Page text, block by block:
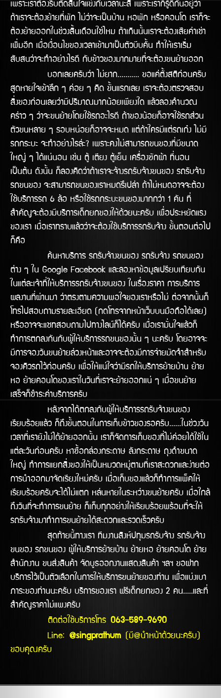
เพราะเราต้องรีบตัดสินใจแข่งกับเวลานะสิ เพราะเราก็รู้ดีกันอยู่ว่า
ถ้าเราจะต้องย้ายที่พัก ไม่ว่าจะเป็นบ้าน หอพัก หรือคอนโด เราก็จะ
ต้องย้ายออกในช่่วงสิ้นเดือนใช่ไหม ถ้าเกินนั้นเราจะต้องเสียค่าเช่า
เพิ่มอีก เมื่อเงื่อนไขของเวลาเข้ามาเป็นตัวบีบคั้น ทำให้เราเริ่ม
สับสนว่าจะทำอย่างไรดี กับข้าวของมากมายที่จะต้องขนย้ายออก
บอกเลยครับว่า ไม่ยาก........... ขอแค่ตั้งสติก่อนครับ
สูดหายใจเข้าลึก ๆ ค่อย ๆ คิด ขั้นแรกเลย เราจะต้องตรวจสอบ
สิ่งของก่อนเลยว่ามีปริมาณมากน้อยเพียงใด แล้วลองคำนวณ
คร่าว ๆ ว่าจะขนย้ายโดยใช้รถอะไรดี ถ้าของน้อยก็อาจใช้รถส่วน
ตัวขนหลาย ๆ รอบหน่อยก็อาจจะหมด แต่ถ้าใครมีแต่รถเก๋ง ไม่มี
รถกระบะ จะทำอย่างไรล่ะ? เพราะคงไม่สามารถขนของที่มีขนาด
ใหญ่ ๆ ได้แน่นอน เช่น ตู้ เตียง ตู้เย็น เครื่องซักผ้า ที่นอน
เป็นต้น ดังนั้น ก็ลองคิดว่าถ้าเราจะจ้างรถรับจ้างขนของ รถรับจ้าง
รถขนของ จะสามารถขนของเราหมดรึเปล่า ถ้าไม่หมดอาจจะต้อง
ใช้บริการรถ 6 ล้อ หรือใช้รถกระบะขนของมากกว่า 1 คัน ที่
สำคัญจะต้องมีบริการเด็กยกของให้ด้วยนะครับ เพื่อประหยัดแรง
ของเรา เมื่อเราทราบแล้วว่าจะต้องใช้บริการรถรับจ้าง ขั้นตอนต่อไป
ก็คือ
ค้นหาบริการ รถรับจ้างขนของ รถรับจ้าง รถขนของ
ต่าง ๆ ใน Google Facebook และลองหาข้อมูลเปรียบเทียบกัน
ในแต่ละเจ้าที่ให้บริการรถรับจ้างขนของ ในเรื่องราคา การบริการ
ผลงานทีี่ผ่านมา ว่าตรงตามความพอใจของเราหรือไม่ ต่อจากนั้นก็
โทรไปสอบถามรายละเอียด (กดโทรจากหน้าเว็บบนมือถือได้เลย)
หรืออาจจะแชทสอบถามไปทางไลน์ก็ได้ครับ เมื่อเรามั่นใจแล้วก็
ทำการตกลงกันกับผู้ให้บริการรถขนของนั้น ๆ นะครับ โดยอาจจะ
มีการจองวันขนย้ายล่วงหน้าและอาจจะต้องมีการจ่ายมัดจำสำหรับ
จองคิวรถไว้ก่อนครับ เพื่อให้แน่ใจว่ามีรถให้บริิการย้ายบ้าน ย้าย
หอ ย้ายคอนโดของเราในวันทีี่เราจะย้ายออกแน่ ๆ เมื่อขนย้าย
เสร็จก็ชำระค่าบริการครับ
หลังจากได้ตกลงกับผู้ให้บริการรถรับจ้างขนของ
เรียบร้อยแล้ว ก็ถึงขั้นตอนในการเก็บข้าวของรอครับ......ในช่วงวัน
เวลาที่เรายังไม่ได้ย้ายออกนั้น เราก็จัดการเก็บของที่ไม่ค่อยได้ใช้ใน
แต่ละวันก่อนครับ หาซื้อกล่องกระดาษ ลังกระดาษ ถุงดำขนาด
ใหญ่ ทำการแยกสิ่งของให้เป็นหมวดหมู่ตามที่เราสะดวกและง่ายต่อ
การนำออกมาจัดเรียงใหม่ครับ เมื่อเก็บของแล้วก็ทำการแพ็คให้
เรียบร้อยครับจะได้ไม่แตก หล่นหายในระหว่างขนย้ายครับ เมื่อใกล้
ถึงวันที่จะทำการขนย้าย ก็เก็บทุกอย่างให้เรียบร้อยพร้อมที่จะให้
รถรับจ้างมาทำการขนย้ายได้สะดวกและรวดเร็วครับ
สุดท้ายนี้ทางเรา ทีมงานสิงห์ปทุมรถรับจ้าง รถรับจ้าง
ขนของ รถขนของ ผู้ให้บริการย้ายบ้าน ย้ายหอ ย้ายคอนโด ย้าย
สำนักงาน ขนส่งสินค้า จัดบูธออกงานแสดงสินค้า ฯลฯ ขอฝาก
บริการไว้เป็นตัวเลือกในการให้บริการขนย้ายของท่าน เพื่อแบ่งเบา
ภาระของท่านนะครับ บริการของเรา ฟรีเด็กยกของ 2 คน.....และที่
สำคัญราคาไม่แพงครับ
ติดต่อใช้บริการโทร 063-589-9690
Line: @singprathum (มี@นำหน้าด้วยนะครับ)
ขอบคุณครับ